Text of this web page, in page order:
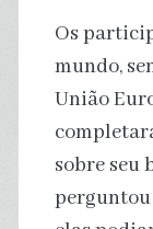
Os
mundo,
União
sobre seu
perguntou